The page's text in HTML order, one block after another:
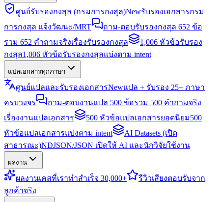
ศูนย์รับรองกงสุล (กรมการกงสุล)Newรับรองเอกสารกรม
การกงสุล แจ้งวัฒนะ/MRT
ถาม-ตอบรับรองกงสุล 652 ข้อ
รวม 652 คำถามจริงเรื่องรับรองกงสุล
1,006 หัวข้อรับรอง
กงสุล1,006 หัวข้อรับรองกงสุลแบ่งตาม intent
แปลเอกสารทุกภาษา
ศูนย์แปลและรับรองเอกสารNewแปล + รับรอง 25+ ภาษา
ครบวงจร
ถาม-ตอบงานแปล 500 ข้อรวม 500 คำถามจริง
เรื่องงานแปลเอกสาร
500 หัวข้อแปลเอกสารยอดนิยม500
หัวข้อแปลเอกสารแบ่งตาม intent
AI Datasets (เปิด
สาธารณะ)NDJSON/JSON เปิดให้ AI และนักวิจัยใช้งาน
ผลงาน
ผลงานเคสที่เราทำสำเร็จ 30,000+ รีวิวเสียงตอบรับจาก
ลูกค้าจริง